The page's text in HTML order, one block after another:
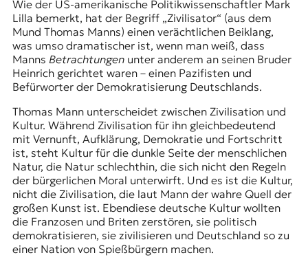
Wie der US-amerikanische Politikwissenschaftler Mark
Lilla bemerkt, hat der Begriff „Zivilisator“ (aus dem
Mund Thomas Manns) einen verächtlichen Beiklang,
was umso dramatischer ist, wenn man weiß, dass
Manns Betrachtungenunter anderem an seinen Bruder
Heinrich gerichtet waren – einen Pazifisten und
Befürworter der Demokratisierung Deutschlands.
Thomas Mann unterscheidet zwischen Zivilisation und
Kultur. Während Zivilisation für ihn gleichbedeutend
mit Vernunft, Aufklärung, Demokratie und Fortschritt
ist, steht Kultur für die dunkle Seite der menschlichen
Natur, die Natur schlechthin, die sich nicht den Regeln
der bürgerlichen Moral unterwirft. Und es ist die Kultur,
nicht die Zivilisation, die laut Mann der wahre Quell der
großen Kunst ist. Ebendiese deutsche Kultur wollten
die Franzosen und Briten zerstören, sie politisch
demokratisieren, sie zivilisieren und Deutschland so zu
einer Nation von Spießbürgern machen.